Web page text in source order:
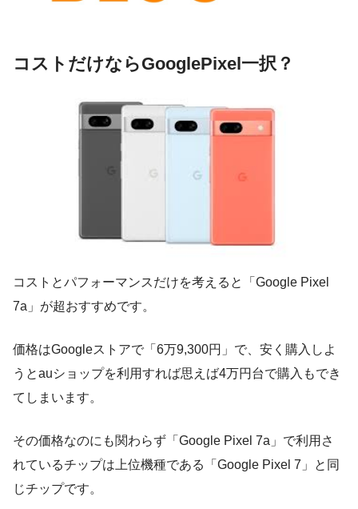
コストだけならGooglePixel一択？
コストとパフォーマンスだけを考えると「Google Pixel
7a」が超おすすめです。
価格はGoogleストアで「6万9,300円」で、安く購入しよ
うとauショップを利用すれば思えば4万円台で購入もでき
てしまいます。
その価格なのにも関わらず「Google Pixel 7a」で利用さ
れているチップは上位機種である「Google Pixel 7」と同
じチップです。